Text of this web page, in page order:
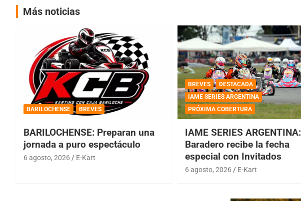
Más noticias
BARILOCHENSE BREVES
BARILOCHENSE: Preparan una
jornada a puro espectáculo
6 agosto, 2026 E-Kart
BREVES
DESTACADA
IAME SERIES ARGENTINA
PRÓXIMA COBERTURA
IAME SERIES ARGENTINA:
Baradero recibe la fecha
especial con Invitados
6 agosto, 2026 E-Kart